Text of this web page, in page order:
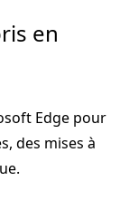
en
Edge pour
des mises à